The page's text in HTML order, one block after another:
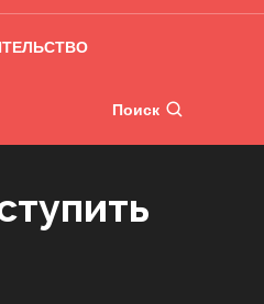
Поиск